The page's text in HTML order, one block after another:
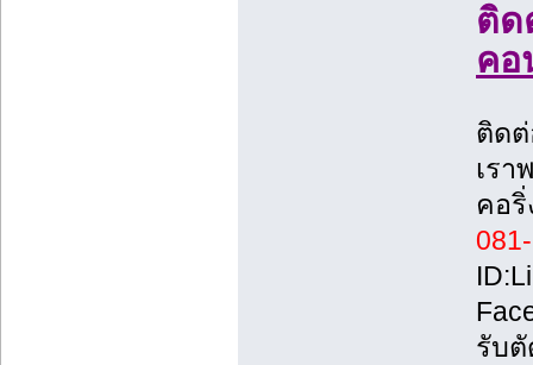
ติด
คอ
ติด
เร
คอริ่
รับ